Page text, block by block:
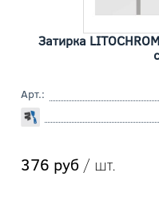
Затирка
Арт.:
376 руб / шт.